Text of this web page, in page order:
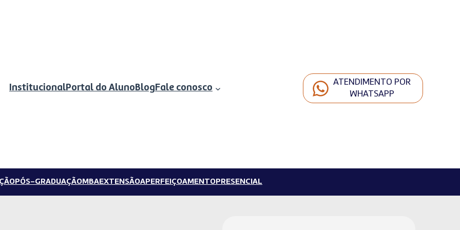
InstitucionalPortal do AlunoBlogFale conosco
ATENDIMENTO POR
WHATSAPP
PÓS-GRADUAÇÃOMBAEXTENSÃOAPERFEIÇOAMENTOPRESENCIAL